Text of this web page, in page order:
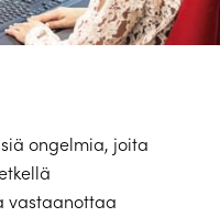
ongelmia, joita
vastaanottaa